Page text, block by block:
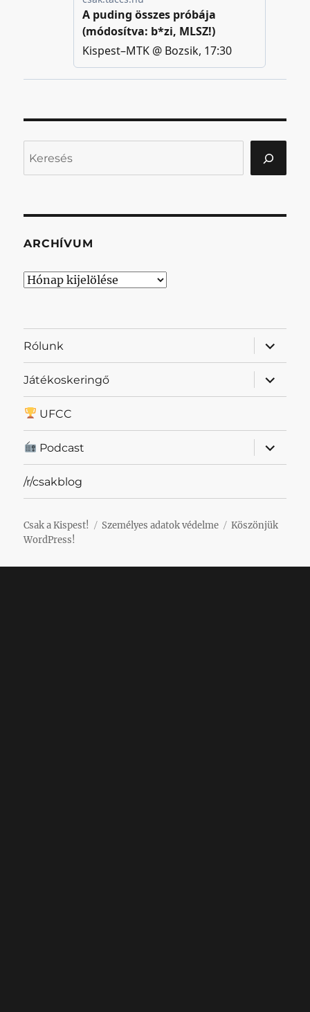
ARCHÍVUM
Archívum
Rólunk
almenü
Játékoskeringő
almenü
UFCC
Podcast
almenü
/r/csakblog
Csak a Kispest! Személyes adatok védelme
Köszönjük
WordPress!